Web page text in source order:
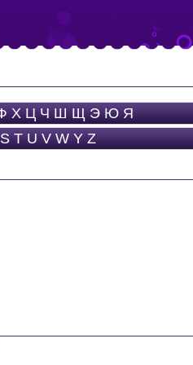
Х Ц Ч Ш Щ Э Ю Я
S T U V W Y Z